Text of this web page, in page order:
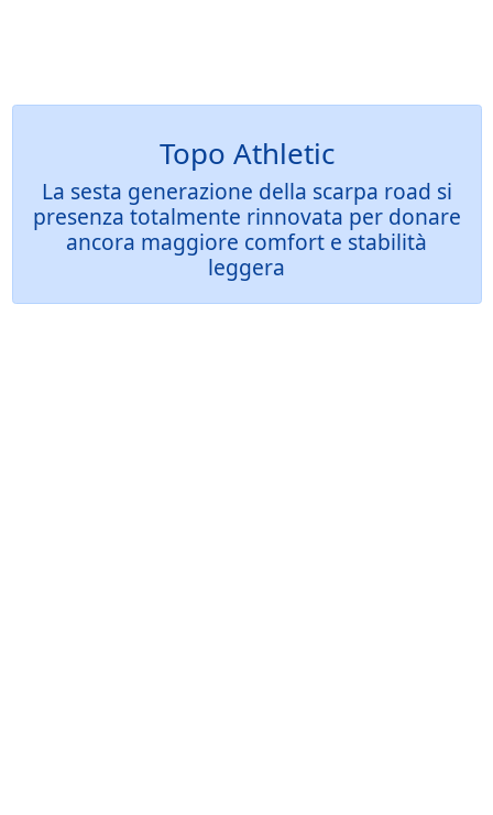
Topo Athletic
La sesta generazione della scarpa road si
presenza totalmente rinnovata per donare
ancora maggiore comfort e stabilità
leggera